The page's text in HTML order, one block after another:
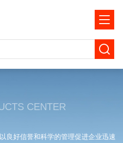
CENTER
良好信誉和科学的管理促进企业迅速